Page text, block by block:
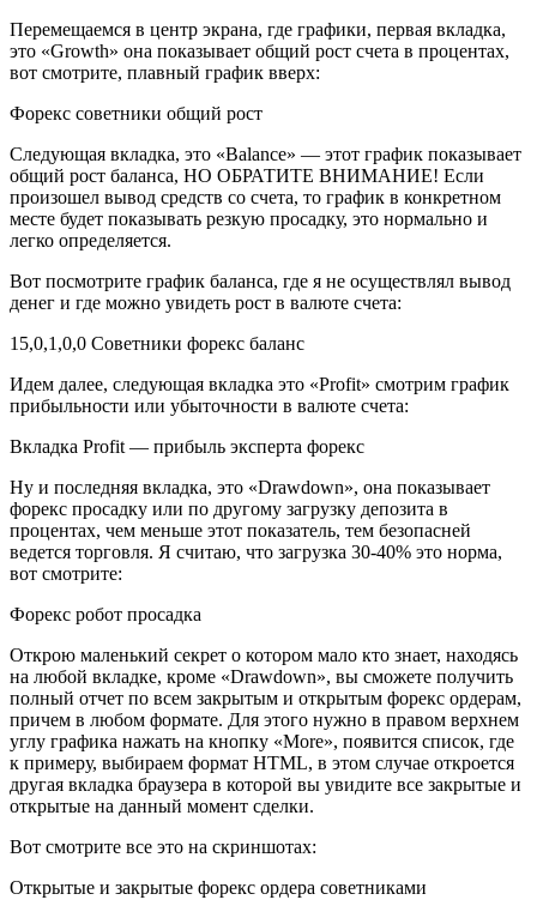
Перемещаемся в центр экрана, где графики, первая вкладка,
это «Growth» она показывает общий рост счета в процентах,
вот смотрите, плавный график вверх:
Форекс советники общий рост
Следующая вкладка, это «Balance» — этот график показывает
общий рост баланса, НО ОБРАТИТЕ ВНИМАНИЕ! Если
произошел вывод средств со счета, то график в конкретном
месте будет показывать резкую просадку, это нормально и
легко определяется.
Вот посмотрите график баланса, где я не осуществлял вывод
денег и где можно увидеть рост в валюте счета:
15,0,1,0,0 Советники форекс баланс
Идем далее, следующая вкладка это «Profit» смотрим график
прибыльности или убыточности в валюте счета:
Вкладка Profit — прибыль эксперта форекс
Ну и последняя вкладка, это «Drawdown», она показывает
форекс просадку или по другому загрузку депозита в
процентах, чем меньше этот показатель, тем безопасней
ведется торговля. Я считаю, что загрузка 30-40% это норма,
вот смотрите:
Форекс робот просадка
Открою маленький секрет о котором мало кто знает, находясь
на любой вкладке, кроме «Drawdown», вы сможете получить
полный отчет по всем закрытым и открытым форекс ордерам,
причем в любом формате. Для этого нужно в правом верхнем
углу графика нажать на кнопку «More», появится список, где
к примеру, выбираем формат HTML, в этом случае откроется
другая вкладка браузера в которой вы увидите все закрытые и
открытые на данный момент сделки.
Вот смотрите все это на скриншотах:
Открытые и закрытые форекс ордера советниками